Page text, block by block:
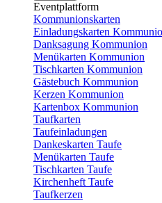
Eventplattform
Kommunionskarten
Einladungskarten
Danksagung Kommunion
Menükarten Kommunion
Tischkarten Kommunion
Gästebuch Kommunion
Kerzen Kommunion
Kartenbox Kommunion
Taufkarten
Taufeinladungen
Dankeskarten Taufe
Menükarten Taufe
Tischkarten Taufe
Kirchenheft Taufe
Taufkerzen